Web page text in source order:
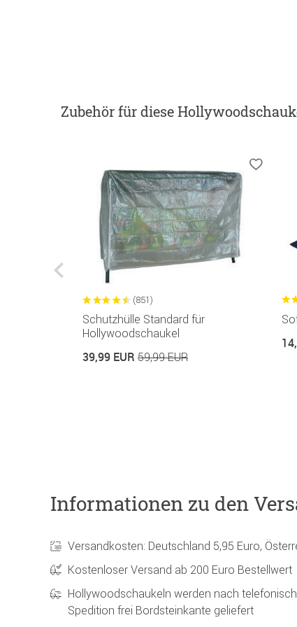
Zubehörfür diese
(851)
Schutzhülle Standard für
Hollywoodschaukel
39,99 EUR 59,99 EUR
Informationen zu den
Versandkosten: Deutschland 5,95 Euro,
Kostenloser Versand ab 200 Euro Bestellwert
Hollywoodschaukeln werden nach
Spedition frei Bordsteinkante geliefert